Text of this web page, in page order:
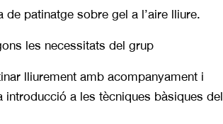
de patinatge sobre gel a l’aire lliure.
les necessitats del grup
lliurement amb acompanyament i
a les tècniques bàsiques del